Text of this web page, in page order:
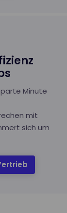
Minute
mit
sich um